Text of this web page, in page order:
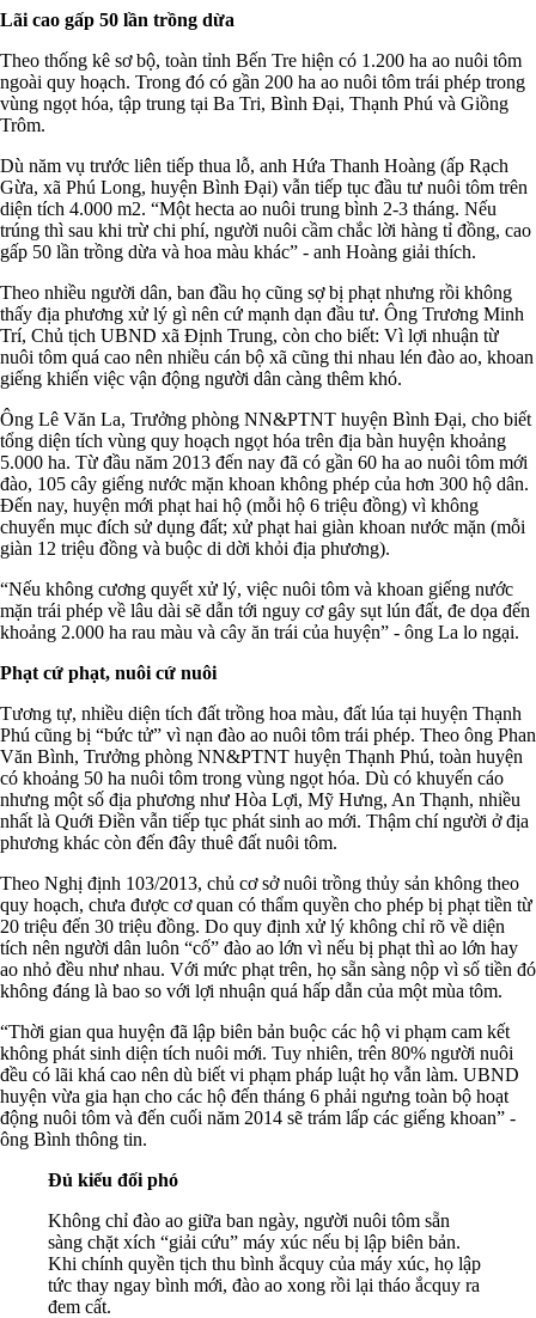
Lãi cao gấp 50 lần trồng dừa
Theo thống kê sơ bộ, toàn tỉnh Bến Tre hiện có 1.200 ha ao nuôi tôm
ngoài quy hoạch. Trong đó có gần 200 ha ao nuôi tôm trái phép trong
vùng ngọt hóa, tập trung tại Ba Tri, Bình Đại, Thạnh Phú và Giồng
Trôm.
Dù năm vụ trước liên tiếp thua lỗ, anh Hứa Thanh Hoàng (ấp Rạch
Gừa, xã Phú Long, huyện Bình Đại) vẫn tiếp tục đầu tư nuôi tôm trên
diện tích 4.000 m2. “Một hecta ao nuôi trung bình 2-3 tháng. Nếu
trúng thì sau khi trừ chi phí, người nuôi cầm chắc lời hàng tỉ đồng, cao
gấp 50 lần trồng dừa và hoa màu khác” - anh Hoàng giải thích.
Theo nhiều người dân, ban đầu họ cũng sợ bị phạt nhưng rồi không
thấy địa phương xử lý gì nên cứ mạnh dạn đầu tư. Ông Trương Minh
Trí, Chủ tịch UBND xã Định Trung, còn cho biết: Vì lợi nhuận từ
nuôi tôm quá cao nên nhiều cán bộ xã cũng thi nhau lén đào ao, khoan
giếng khiến việc vận động người dân càng thêm khó.
Ông Lê Văn La, Trưởng phòng NN&PTNT huyện Bình Đại, cho biết
tổng diện tích vùng quy hoạch ngọt hóa trên địa bàn huyện khoảng
5.000 ha. Từ đầu năm 2013 đến nay đã có gần 60 ha ao nuôi tôm mới
đào, 105 cây giếng nước mặn khoan không phép của hơn 300 hộ dân.
Đến nay, huyện mới phạt hai hộ (mỗi hộ 6 triệu đồng) vì không
chuyển mục đích sử dụng đất; xử phạt hai giàn khoan nước mặn (mỗi
giàn 12 triệu đồng và buộc di dời khỏi địa phương).
“Nếu không cương quyết xử lý, việc nuôi tôm và khoan giếng nước
mặn trái phép về lâu dài sẽ dẫn tới nguy cơ gây sụt lún đất, đe dọa đến
khoảng 2.000 ha rau màu và cây ăn trái của huyện” - ông La lo ngại.
Phạt cứ phạt, nuôi cứ nuôi
Tương tự, nhiều diện tích đất trồng hoa màu, đất lúa tại huyện Thạnh
Phú cũng bị “bức tử” vì nạn đào ao nuôi tôm trái phép. Theo ông Phan
Văn Bình, Trưởng phòng NN&PTNT huyện Thạnh Phú, toàn huyện
có khoảng 50 ha nuôi tôm trong vùng ngọt hóa. Dù có khuyến cáo
nhưng một số địa phương như Hòa Lợi, Mỹ Hưng, An Thạnh, nhiều
nhất là Quới Điền vẫn tiếp tục phát sinh ao mới. Thậm chí người ở địa
phương khác còn đến đây thuê đất nuôi tôm.
Theo Nghị định 103/2013, chủ cơ sở nuôi trồng thủy sản không theo
quy hoạch, chưa được cơ quan có thẩm quyền cho phép bị phạt tiền từ
20 triệu đến 30 triệu đồng. Do quy định xử lý không chỉ rõ về diện
tích nên người dân luôn “cố” đào ao lớn vì nếu bị phạt thì ao lớn hay
ao nhỏ đều như nhau. Với mức phạt trên, họ sẵn sàng nộp vì số tiền đó
không đáng là bao so với lợi nhuận quá hấp dẫn của một mùa tôm.
“Thời gian qua huyện đã lập biên bản buộc các hộ vi phạm cam kết
không phát sinh diện tích nuôi mới. Tuy nhiên, trên 80% người nuôi
đều có lãi khá cao nên dù biết vi phạm pháp luật họ vẫn làm. UBND
huyện vừa gia hạn cho các hộ đến tháng 6 phải ngưng toàn bộ hoạt
động nuôi tôm và đến cuối năm 2014 sẽ trám lấp các giếng khoan” -
ông Bình thông tin.
Đủ kiểu đối phó
Không chỉ đào ao giữa ban ngày, người nuôi tôm sẵn
sàng chặt xích “giải cứu” máy xúc nếu bị lập biên bản.
Khi chính quyền tịch thu bình ắcquy của máy xúc, họ lập
tức thay ngay bình mới, đào ao xong rồi lại tháo ắcquy ra
đem cất.